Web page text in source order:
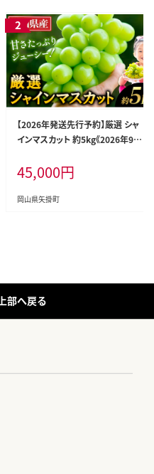
【2026年発送先行予約】厳選 シャ
インマスカット 約5kg《2026年9月
除く)》岡山 シャインマスカット 厳選
シャインマスカット ぶどう ブドウ シ
ャインマスカット フルーツ 果物 シ
45,000円
岡山県矢掛町
部へ戻る